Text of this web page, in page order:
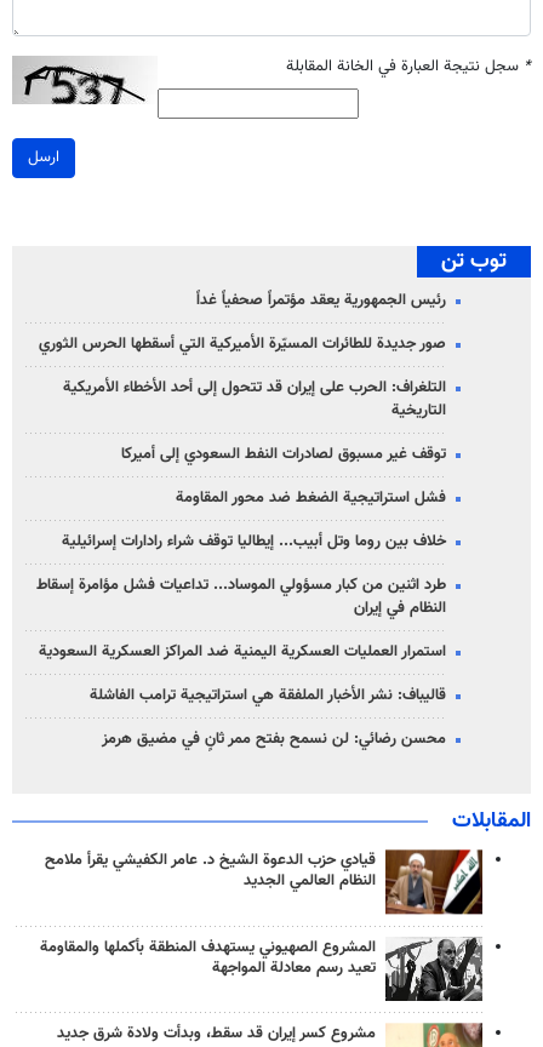
* سجل نتيجة العبارة في الخانة المقابلة
ارسل
توب تن
رئيس الجمهورية يعقد مؤتمراً صحفياً غداً
صور جديدة للطائرات المسيّرة الأميركية التي أسقطها الحرس الثوري
التلغراف: الحرب على إيران قد تتحول إلى أحد الأخطاء الأمريكية
التاريخية
توقف غير مسبوق لصادرات النفط السعودي إلى أميركا
فشل استراتيجية الضغط ضد محور المقاومة
خلاف بين روما وتل أبيب... إيطاليا توقف شراء رادارات إسرائيلية
طرد اثنين من كبار مسؤولي الموساد... تداعيات فشل مؤامرة إسقاط
النظام في إيران
استمرار العمليات العسكرية اليمنية ضد المراكز العسكرية السعودية
قاليباف: نشر الأخبار الملفقة هي استراتيجية ترامب الفاشلة
محسن رضائي: لن نسمح بفتح ممر ثانٍ في مضيق هرمز
المقابلات
قيادي حزب الدعوة الشيخ د. عامر الكفيشي يقرأ ملامح
النظام العالمي الجديد
المشروع الصهيوني يستهدف المنطقة بأكملها والمقاومة
تعيد رسم معادلة المواجهة
مشروع كسر إيران قد سقط، وبدأت ولادة شرق جديد